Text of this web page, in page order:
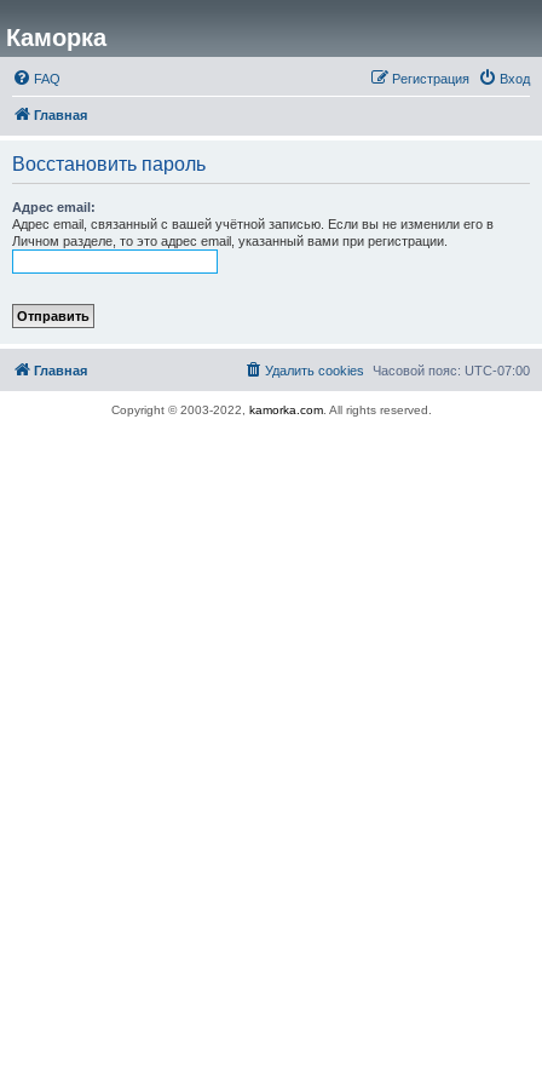
Каморка
FAQ Вход
Регистрация
Главная
Восстановить пароль
Адрес email:
Адрес email, связанный с вашей учётной записью. Если вы не изменили его в
Личном разделе, то это адрес email, указанный вами при регистрации.
Главная Часовой пояс: UTC-07:00
Удалить cookies
Copyright © 2003-2022, kamorka.com. All rights reserved.